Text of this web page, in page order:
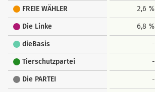
FREIE WÄHLER 2,6 %
Die Linke 6,8 %
dieBasis -
Tierschutzpartei -
Die PARTEI -